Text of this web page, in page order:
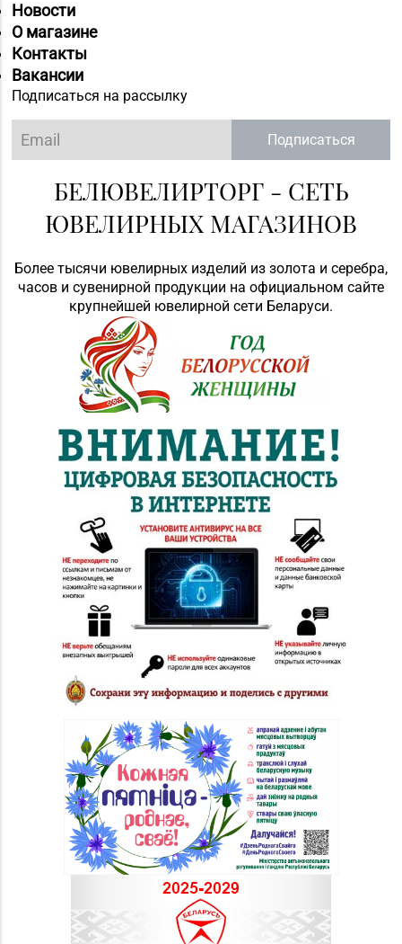
Новости
О магазине
Контакты
Вакансии
Подписаться на рассылку
Подписаться
БЕЛЮВЕЛИРТОРГ - СЕТЬ
ЮВЕЛИРНЫХ МАГАЗИНОВ
Более тысячи ювелирных изделий из золота и серебра,
часов и сувенирной продукции на официальном сайте
крупнейшей ювелирной сети Беларуси.